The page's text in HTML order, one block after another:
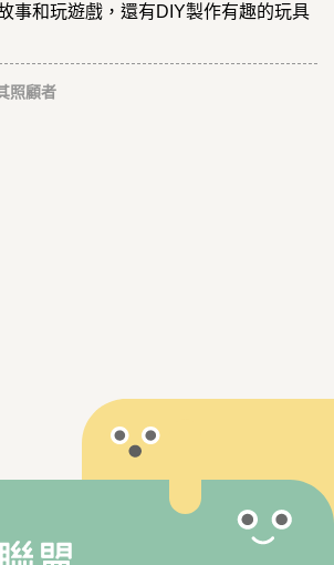
事和玩遊戲，還有DIY製作有趣的玩具
照顧者